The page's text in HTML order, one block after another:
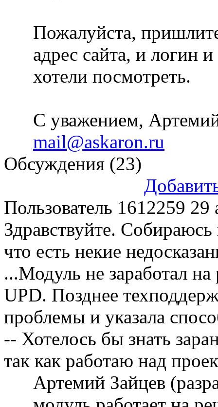
Пожалуйста,
адрес сайта, и логин
хотели посмотреть.
С уважением,
mail@askaron.ru
Обсуждения (23)
Пользователь 1612259 29
Здравствуйте.
что есть некие
...Модуль не заработал
UPD. Позднее
проблемы и указала
-- Хотелось бы знать
так как работаю над
Артемий Зайцев